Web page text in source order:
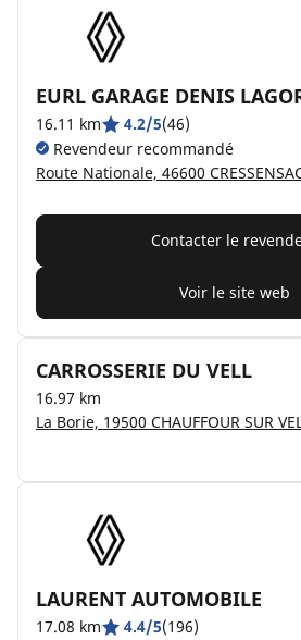
EURL GARAGE DENIS
16.11 km 4.2/5(46)
Revendeur recommandé
Route Nationale, 46600
Contacter le
Voir le site web
CARROSSERIE DU VELL
16.97 km
La Borie, 19500 CHAUFFOUR SUR
LAURENT AUTOMOBILE
17.08 km 4.4/5(196)